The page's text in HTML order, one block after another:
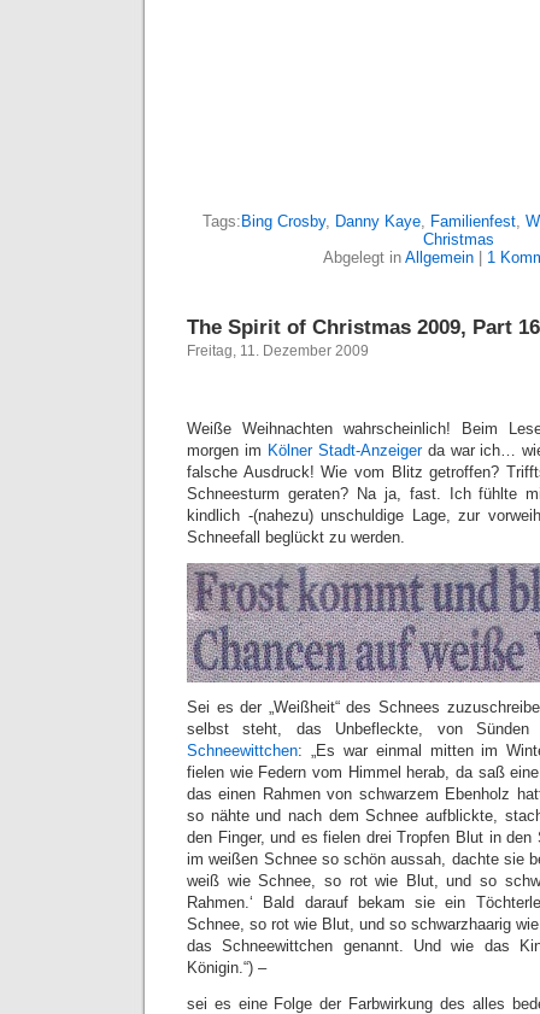
Tags: Bing Crosby, Danny Kaye, Familienfest,
Christmas
Abgelegt in Allgemein| 1
The Spirit of Christmas 2009, Part 16
Freitag, 11. Dezember 2009
Weiße Weihnachten wahrscheinlich! Beim
morgen im Kölner Stadt-Anzeigerda war ich…
falsche Ausdruck! Wie vom Blitz getroffen?
Schneesturm geraten? Na ja, fast. Ich fühlte
kindlich -(nahezu) unschuldige Lage, zur
Schneefall beglückt zu werden.
Sei es der „Weißheit“ des Schnees
selbst steht, das Unbefleckte, von
Schneewittchen: „Es war einmal mitten im
fielen wie Federn vom Himmel herab, da saß
das einen Rahmen von schwarzem Ebenholz
so nähte und nach dem Schnee aufblickte,
den Finger, und es fielen drei Tropfen Blut in den
im weißen Schnee so schön aussah, dachte sie
weiß wie Schnee, so rot wie Blut, und so
Rahmen.‘ Bald darauf bekam sie ein
Schnee, so rot wie Blut, und so schwarzhaarig
das Schneewittchen genannt. Und wie das
Königin.“) –
sei es eine Folge der Farbwirkung des alles